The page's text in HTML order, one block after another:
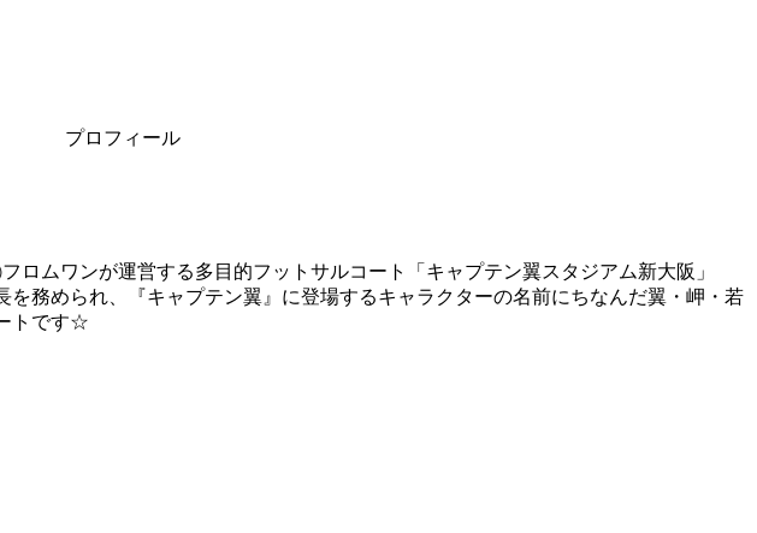
プロフィール
ロムワンが運営する多目的フットサルコート「キャプテン翼スタジアム新大阪」
務められ、『キャプテン翼』に登場するキャラクターの名前にちなんだ翼・岬・若
トです☆